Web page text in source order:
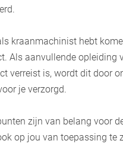
kraanmachinist hebt
Als aanvullende opleiding
verreist is, wordt dit door
je verzorgd.
zijn van belang voor
op jou van toepassing te